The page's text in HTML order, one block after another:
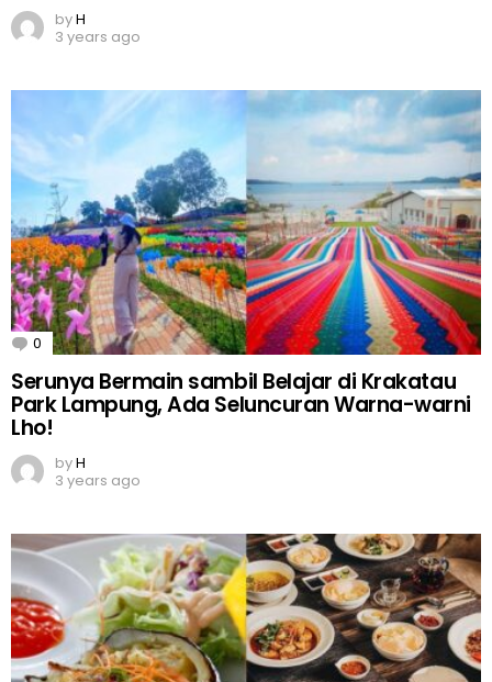
byH
3 years ago
0 Comments
Serunya Bermain sambil Belajar di Krakatau
Park Lampung, Ada Seluncuran Warna-warni
Lho!
byH
3 years ago